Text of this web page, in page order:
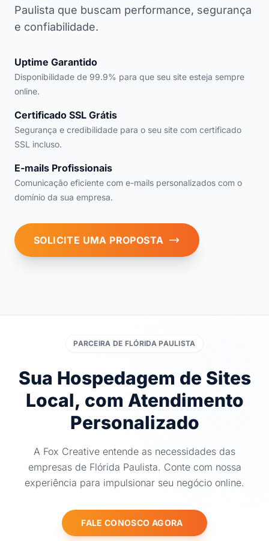
Paulista que buscam performance, segurança
e confiabilidade.
Uptime Garantido
Disponibilidade de 99.9% para que seu site esteja sempre
online.
Certificado SSL Grátis
Segurança e credibilidade para o seu site com certificado
SSL incluso.
E-mails Profissionais
Comunicação eficiente com e-mails personalizados com o
domínio da sua empresa.
SOLICITE UMA PROPOSTA
PARCEIRA DE FLÓRIDA PAULISTA
Sua Hospedagem de Sites
Local, com Atendimento
Personalizado
A Fox Creative entende as necessidades das
empresas de Flórida Paulista. Conte com nossa
experiência para impulsionar seu negócio online.
FALE CONOSCO AGORA